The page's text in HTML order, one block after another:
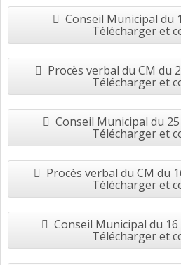
Conseil Municipal du
Télécharger et
Procès verbal du CM du
Télécharger et
Conseil Municipal du
Télécharger et
Procès verbal du CM du
Télécharger et
Conseil Municipal du
Télécharger et